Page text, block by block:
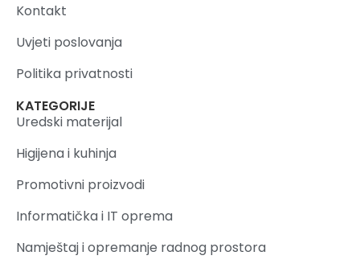
Kontakt
Uvjeti poslovanja
Politika privatnosti
KATEGORIJE
Uredski materijal
Higijena i kuhinja
Promotivni proizvodi
Informatička i IT oprema
Namještaj i opremanje radnog prostora